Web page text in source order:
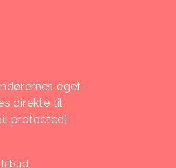
eget
direkte til
protected]